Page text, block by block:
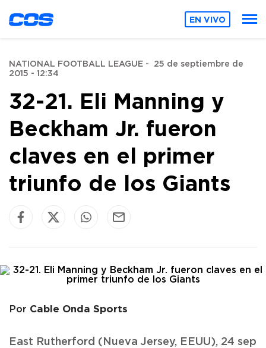
EN VIVO
NATIONAL FOOTBALL LEAGUE - 25 de septiembre de
2015 - 12:34
32-21. Eli Manning y
Beckham Jr. fueron
claves en el primer
triunfo de los Giants
Por Cable Onda Sports
East Rutherford (Nueva Jersey, EEUU), 24 sep